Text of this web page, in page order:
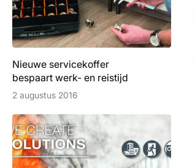
Nieuwe servicekoffer
bespaart werk- en reistijd
2 augustus 2016